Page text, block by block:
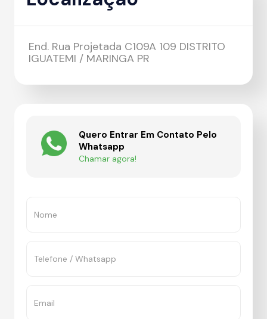
End. Rua Projetada C109A 109 DISTRITO
IGUATEMI / MARINGA PR
Quero Entrar Em Contato Pelo
Whatsapp
Chamar agora!